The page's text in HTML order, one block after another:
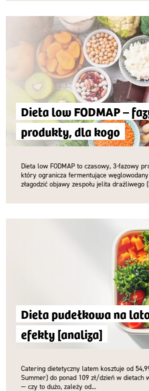
Dieta low FODMAP –
produkty, dla kogo
Dieta low FODMAP to czasowy, 3-fazowy
który ogranicza fermentujące węglowodany
złagodzić objawy zespołu jelita drażliwego
Dieta pudełkowa na
efekty [analiza]
Catering dietetyczny latem kosztuje od
Summer) do ponad 109 zł/dzień w dietach
— czy to dużo, zależy od...